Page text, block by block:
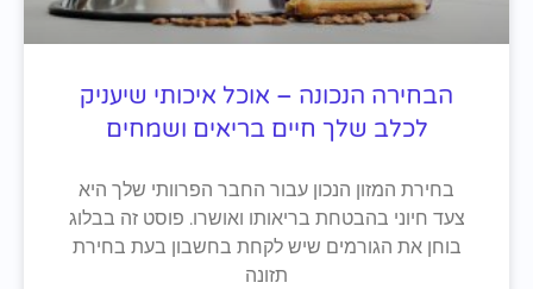
הבחירה הנכונה – אוכל איכותי שיעניק
לכלב שלך חיים בריאים ושמחים
בחירת המזון הנכון עבור החבר הפרוותי שלך היא
צעד חיוני בהבטחת בריאותו ואושרו. פוסט זה בבלוג
בוחן את הגורמים שיש לקחת בחשבון בעת בחירת
תזונה